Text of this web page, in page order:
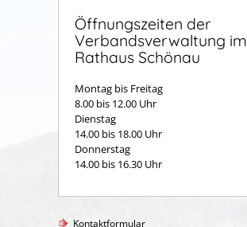
Öffnungszeiten der
Verbandsverwaltung im
Rathaus Schönau
Montag bis Freitag
8.00 bis 12.00 Uhr
Dienstag
14.00 bis 18.00 Uhr
Donnerstag
14.00 bis 16.30 Uhr
Kontaktformular